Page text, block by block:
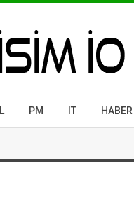
PM IT HABER